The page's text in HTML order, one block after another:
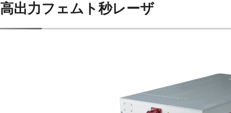
高出力フェムト秒レーザ